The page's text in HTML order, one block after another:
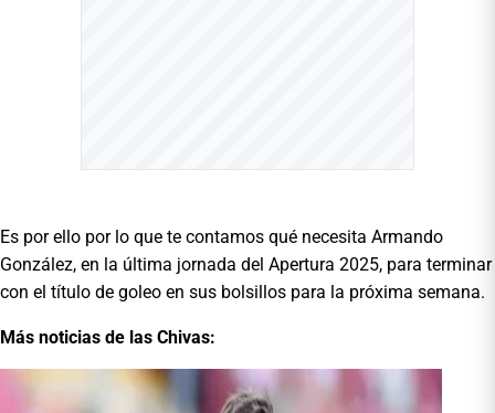
Es por ello por lo que te contamos qué necesita Armando
González, en la última jornada del Apertura 2025, para terminar
con el título de goleo en sus bolsillos para la próxima semana.
Más noticias de las Chivas: